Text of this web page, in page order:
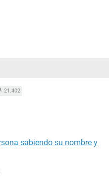
21.402
sabiendo su nombre y